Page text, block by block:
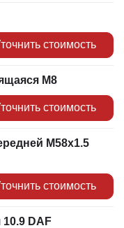
стоимость
М8
стоимость
M58x1.5
стоимость
DAF